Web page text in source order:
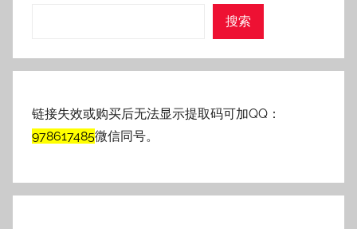
搜索
链接失效或购买后无法显示提取码可加QQ：
978617485微信同号。